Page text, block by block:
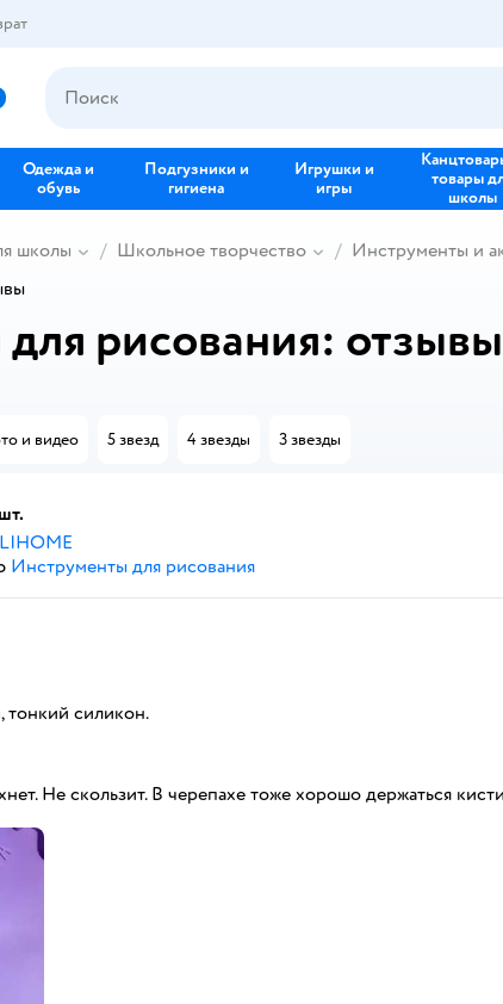
Одежда и
обувь
Подгузники и
гигиена
Игрушки и
игры
товары
школы
школы Школьное творчество Инструменты и
рисования: отзывы
и видео 5 звезд 4 звезды 3 звезды
Инструменты для рисования
тонкий силикон.
Не скользит. В черепахе тоже хорошо держаться кисти